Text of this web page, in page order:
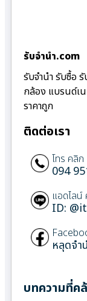
รับจํานํา.com
รับจำนำ รับซื้อ
กล้อง แบรนด์เน
ราคาถูก
ติดต่อเรา
โทร คลิก
094
แอดไลน์
ID:
หลุดจำ
บทความที่ค